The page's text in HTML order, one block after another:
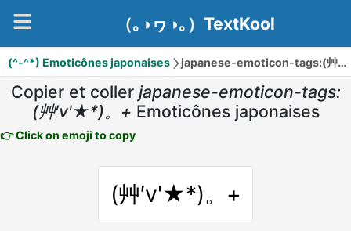
（｡◑ヮ◑｡）TextKool
(^-^*) Emoticônes japonaises japanese-emoticon-tags:(艸′v'★*)。+
Copier et coller japanese-emoticon-tags:
(艸′v'★*)。+ Emoticônes japonaises
👉 Click on emoji to copy
(艸′v'★*)。+